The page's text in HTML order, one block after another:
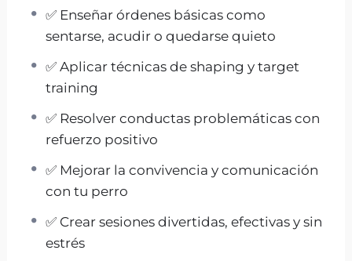
profesional: revisión de vídeo + ajustes
concretos.
Este curso está pensado parapersonas que
quieren educar a su perro de forma
disfrutar del proceso de aprendizaje. Da
igual si partes de cero o ya tienes
experiencia: te enseñaremos paso a paso a
dominar el clicker y a convertirlo en una
obediencia, autocontrol y trucos con
alegría.
✅ Enseñar órdenes básicas como
sentarse, acudir o quedarse quieto
✅ Aplicar técnicas de shaping y target
training
✅ Resolver conductas problemáticas con
refuerzo positivo
✅ Mejorar la convivencia y comunicación
con tu perro
✅ Crear sesiones divertidas, efectivas y sin
estrés